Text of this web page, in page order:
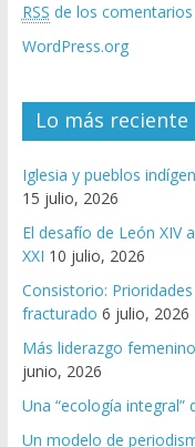
RSS de los comentarios
WordPress.org
Lo más reciente
Iglesia y pueblos
15 julio, 2026
El desafío de León XIV
XXI 10 julio, 2026
Consistorio:
fracturado 6 julio, 2026
Más liderazgo
junio, 2026
Una “ecología integral”
Un modelo de